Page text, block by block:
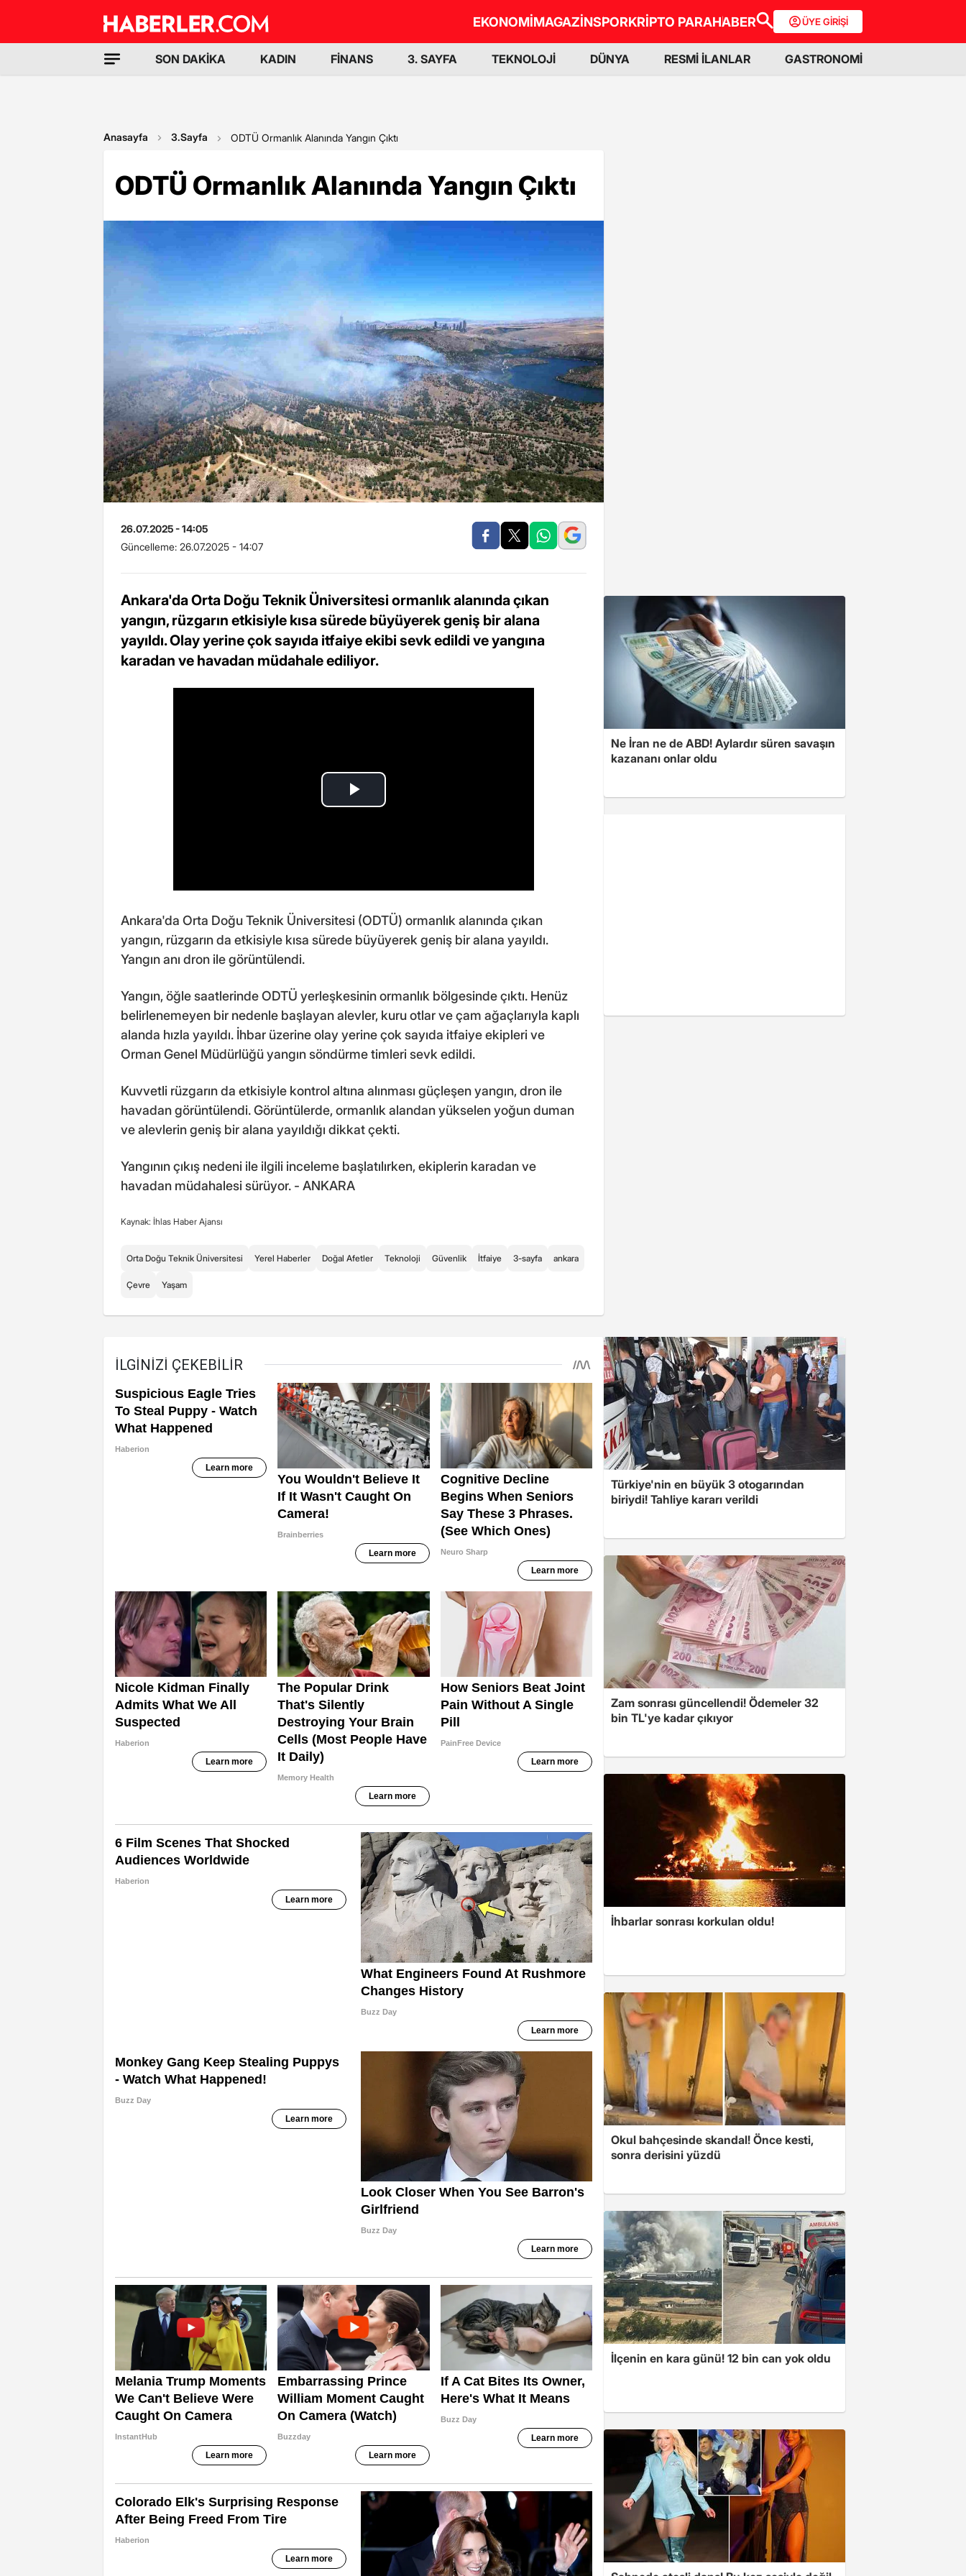
EKONOMİMAGAZİNSPORKRİPTO PARAHABER ÜYE GİRİŞİ
SON DAKİKA KADIN FİNANS 3. SAYFA TEKNOLOJİ DÜNYA RESMİ İLANLAR GASTRONOMİ
Anasayfa 3.Sayfa ODTÜ Ormanlık Alanında Yangın Çıktı
ODTÜ Ormanlık Alanında Yangın Çıktı
26.07.2025 - 14:05
Güncelleme: 26.07.2025 - 14:07
Ankara'da Orta Doğu Teknik Üniversitesi ormanlık alanında çıkan
yangın, rüzgarın etkisiyle kısa sürede büyüyerek geniş bir alana
yayıldı. Olay yerine çok sayıda itfaiye ekibi sevk edildi ve yangına
karadan ve havadan müdahale ediliyor.
Ankara'da Orta Doğu Teknik Üniversitesi (ODTÜ) ormanlık alanında çıkan
yangın, rüzgarın da etkisiyle kısa sürede büyüyerek geniş bir alana yayıldı.
Yangın anı dron ile görüntülendi.
Yangın, öğle saatlerinde ODTÜ yerleşkesinin ormanlık bölgesinde çıktı. Henüz
belirlenemeyen bir nedenle başlayan alevler, kuru otlar ve çam ağaçlarıyla kaplı
alanda hızla yayıldı. İhbar üzerine olay yerine çok sayıda itfaiye ekipleri ve
Orman Genel Müdürlüğü yangın söndürme timleri sevk edildi.
Kuvvetli rüzgarın da etkisiyle kontrol altına alınması güçleşen yangın, dron ile
havadan görüntülendi. Görüntülerde, ormanlık alandan yükselen yoğun duman
ve alevlerin geniş bir alana yayıldığı dikkat çekti.
Yangının çıkış nedeni ile ilgili inceleme başlatılırken, ekiplerin karadan ve
havadan müdahalesi sürüyor. - ANKARA
Kaynak: İhlas Haber Ajansı
Orta Doğu Teknik Üniversitesi Yerel Haberler Doğal Afetler Teknoloji Güvenlik İtfaiye 3-sayfa ankara
Çevre Yaşam
Ne İran ne de ABD! Aylardır süren savaşın
kazananı onlar oldu
Türkiye'nin en büyük 3 otogarından
biriydi! Tahliye kararı verildi
Zam sonrası güncellendi! Ödemeler 32
bin TL'ye kadar çıkıyor
İhbarlar sonrası korkulan oldu!
Okul bahçesinde skandal! Önce kesti,
sonra derisini yüzdü
İlçenin en kara günü! 12 bin can yok oldu